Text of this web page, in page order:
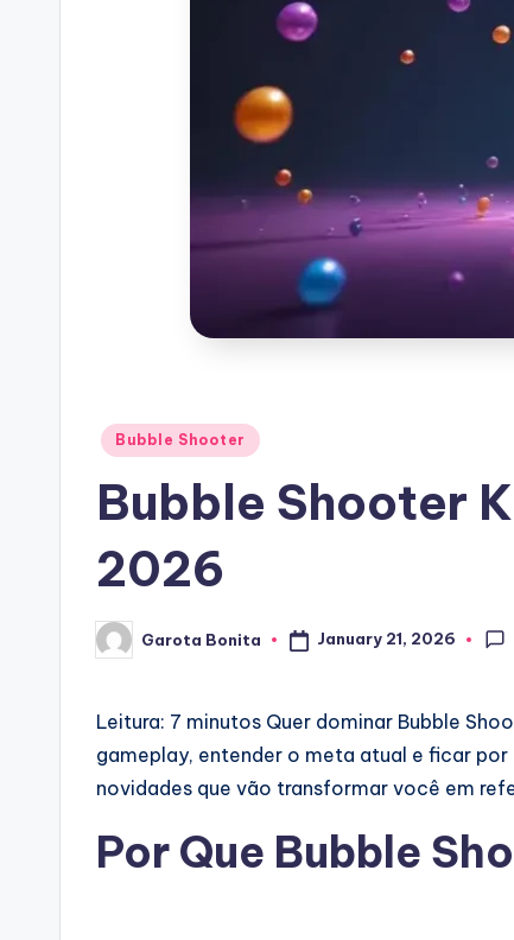
Posted
Bubble Shooter
Bubble Shooter
2026
Posted
by
Garota Bonita January 21, 2026
Leitura: 7 minutos Quer dominar Bubble
gameplay, entender o meta atual e ficar
novidades que vão transformar você em
Por Que Bubble